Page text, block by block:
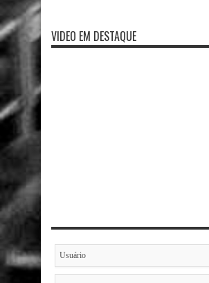
VIDEO EM DESTAQUE